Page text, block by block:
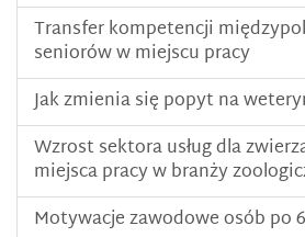
Transfer kompetencji
seniorów w miejscu pracy
Jak zmienia się popyt na
Wzrost sektora usług dla
miejsca pracy w branży
Motywacje zawodowe osób po